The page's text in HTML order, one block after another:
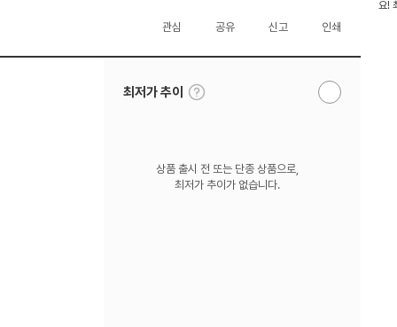
관심 공유 신고 인쇄
최저가 추이
툴
팁
알
상품 출시 전 또는 단종 상품으로,
최저가 추이가 없습니다.